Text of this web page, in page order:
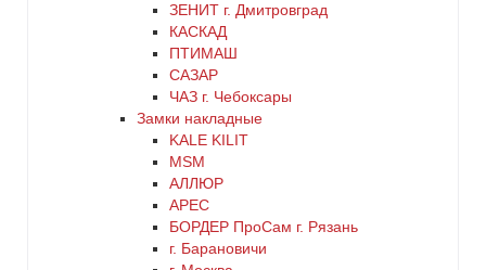
ЗЕНИТ г. Дмитровград
КАСКАД
ПТИМАШ
САЗАР
ЧАЗ г. Чебоксары
Замки накладные
KALE KILIT
MSM
АЛЛЮР
АРЕС
БОРДЕР ПроСам г. Рязань
г. Барановичи